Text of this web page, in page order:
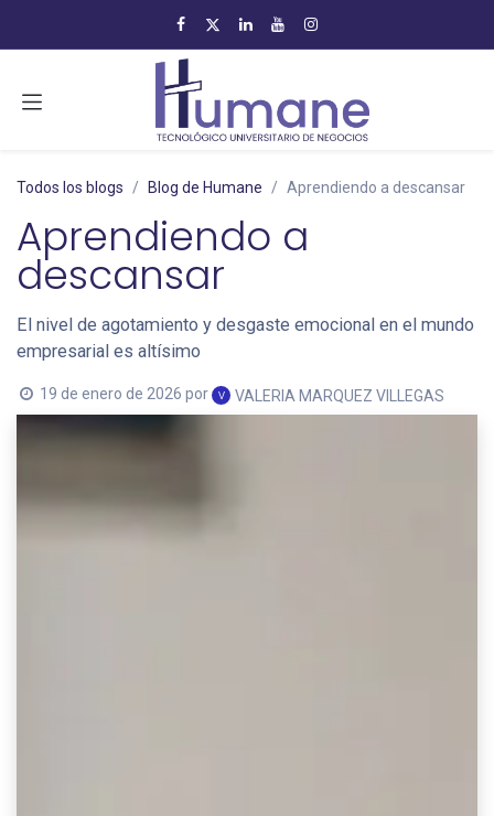
Todos los blogs Blog de Humane Aprendiendo a descansar
Aprendiendo a
descansar
El nivel de agotamiento y desgaste emocional en el mundo
empresarial es altísimo
19 de enero de 2026 por VALERIA MARQUEZ VILLEGAS